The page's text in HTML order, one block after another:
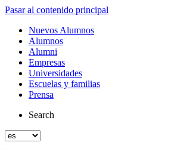
Pasar al contenido principal
Nuevos Alumnos
Alumnos
Alumni
Empresas
Universidades
Escuelas y familias
Prensa
Search